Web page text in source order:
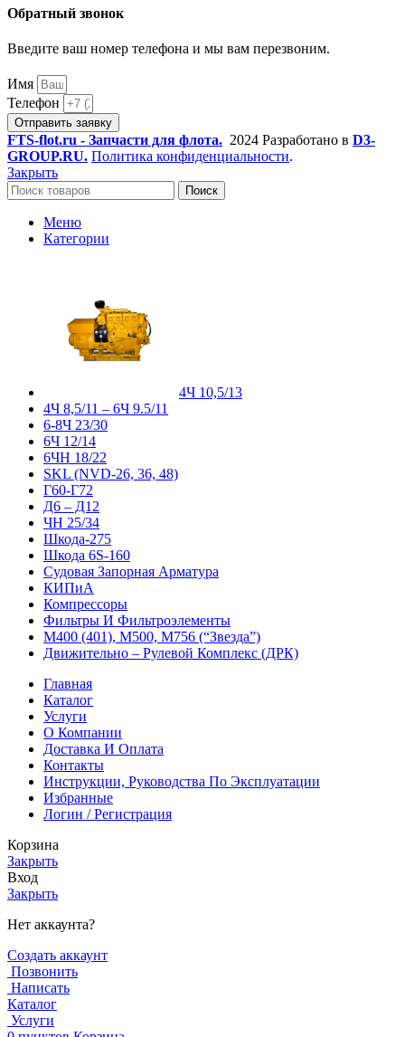
Обратный звонок
Введите ваш номер телефона и мы вам перезвоним.
Имя
Телефон
Отправить заявку
FTS-flot.ru - Запчасти для флота. 2024 Разработано в D3-
GROUP.RU. Политика конфиденциальности.
Закрыть
Поиск
Меню
Категории
4Ч 10,5/13
4Ч 8,5/11 – 6Ч 9.5/11
6-8Ч 23/30
6Ч 12/14
6ЧН 18/22
SKL (NVD-26, 36, 48)
Г60-Г72
Д6 – Д12
ЧН 25/34
Шкода-275
Шкода 6S-160
Судовая Запорная Арматура
КИПиА
Компрессоры
Фильтры И Фильтроэлементы
М400 (401), М500, М756 (“Звезда”)
Движительно – Рулевой Комплекс (ДРК)
Главная
Каталог
Услуги
О Компании
Доставка И Оплата
Контакты
Инструкции, Руководства По Эксплуатации
Избранные
Логин / Регистрация
Корзина
Закрыть
Вход
Закрыть
Нет аккаунта?
Создать аккаунт
Позвонить
Написать
Каталог
Услуги